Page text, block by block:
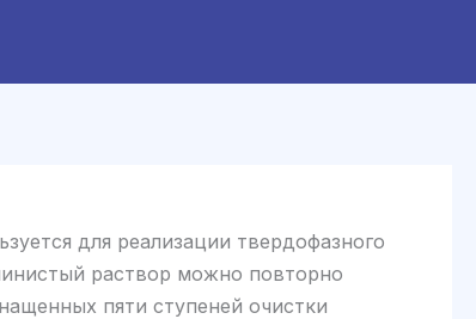
для реализации твердофазного
раствор можно повторно
пяти ступеней очистки